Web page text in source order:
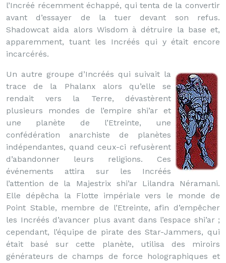
l’Incréé récemment échappé, qui tenta de la convertir
avant d’essayer de la tuer devant son refus.
Shadowcat aida alors Wisdom à détruire la base et,
apparemment, tuant les Incréés qui y était encore
incarcérés.
Un autre groupe d’Incréés qui suivait la
trace de la Phalanx alors qu’elle se
rendait vers la Terre, dévastèrent
plusieurs mondes de l’empire shi’ar et
une planète de l’Etreinte, une
confédération anarchiste de planètes
indépendantes, quand ceux-ci refusèrent
d’abandonner leurs religions. Ces
événements attira sur les Incréés
l’attention de la Majestrix shi’ar Lilandra Néramani.
Elle dépêcha la Flotte impériale vers le monde de
Point Stable, membre de l’Etreinte, afin d’empêcher
les Incréés d’avancer plus avant dans l’espace shi’ar ;
cependant, l’équipe de pirate des Star-Jammers, qui
était basé sur cette planète, utilisa des miroirs
générateurs de champs de force holographiques et